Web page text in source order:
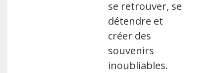
se retrouver, se
détendre et
créer des
souvenirs
inoubliables.